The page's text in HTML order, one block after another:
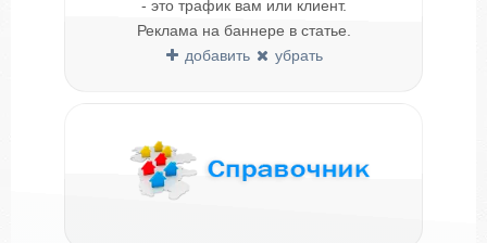
- это трафик вам или клиент.
Реклама на баннере в статье.
добавить
убрать